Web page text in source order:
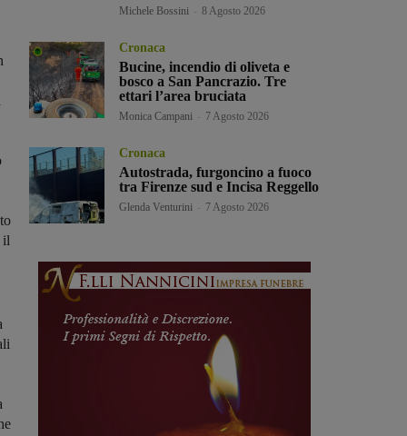
il
Michele Bossini 8 Agosto 2026
Cronaca
Bucine, incendio di oliveta e
bosco a San Pancrazio. Tre
ettari l’area bruciata
Monica Campani 7 Agosto 2026
Cronaca
Autostrada, furgoncino a fuoco
tra Firenze sud e Incisa Reggello
Glenda Venturini 7 Agosto 2026